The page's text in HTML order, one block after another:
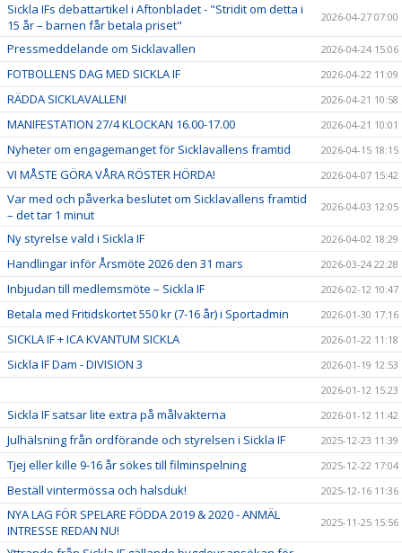
Sickla IFs debattartikel i Aftonbladet - "Stridit om detta i
15 år – barnen får betala priset"
2026-04-27 07:00
Pressmeddelande om Sicklavallen 2026-04-24 15:06
FOTBOLLENS DAG MED SICKLA IF 2026-04-22 11:09
RÄDDA SICKLAVALLEN! 2026-04-21 10:58
MANIFESTATION 27/4 KLOCKAN 16.00-17.00 2026-04-21 10:01
Nyheter om engagemanget för Sicklavallens framtid 2026-04-15 18:15
VI MÅSTE GÖRA VÅRA RÖSTER HÖRDA! 2026-04-07 15:42
Var med och påverka beslutet om Sicklavallens framtid
– det tar 1 minut
2026-04-03 12:05
Ny styrelse vald i Sickla IF 2026-04-02 18:29
Handlingar inför Årsmöte 2026 den 31 mars 2026-03-24 22:28
Inbjudan till medlemsmöte – Sickla IF 2026-02-12 10:47
Betala med Fritidskortet 550 kr (7-16 år) i Sportadmin 2026-01-30 17:16
SICKLA IF + ICA KVANTUM SICKLA 2026-01-22 11:18
Sickla IF Dam - DIVISION 3
2026-01-19 12:53
2026-01-12 15:23
Sickla IF satsar lite extra på målvakterna 2026-01-12 11:42
Julhälsning från ordförande och styrelsen i Sickla IF 2025-12-23 11:39
Tjej eller kille 9-16 år sökes till filminspelning 2025-12-22 17:04
Beställ vintermössa och halsduk! 2025-12-16 11:36
NYA LAG FÖR SPELARE FÖDDA 2019 & 2020 - ANMÄL
INTRESSE REDAN NU!
2025-11-25 15:56